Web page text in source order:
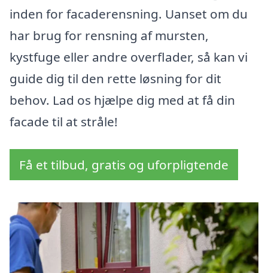
inden for facaderensning. Uanset om du
har brug for rensning af mursten,
kystfuge eller andre overflader, så kan vi
guide dig til den rette løsning for dit
behov. Lad os hjælpe dig med at få din
facade til at stråle!
Få et tilbud, gratis og uforpligtende